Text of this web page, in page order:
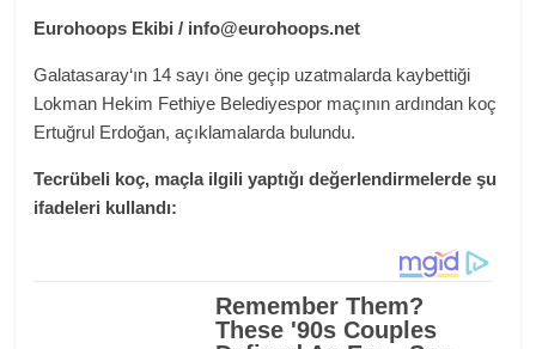
Eurohoops Ekibi / info@eurohoops.net
Galatasaray‘ın 14 sayı öne geçip uzatmalarda kaybettiği
Lokman Hekim Fethiye Belediyespor maçının ardından koç
Ertuğrul Erdoğan, açıklamalarda bulundu.
Tecrübeli koç, maçla ilgili yaptığı değerlendirmelerde şu
ifadeleri kullandı: